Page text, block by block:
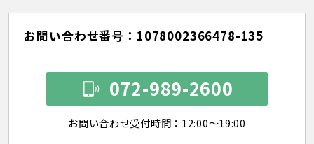
お問い合わせ番号：1078002366478-135
072-989-2600
お問い合わせ受付時間：12:00～19:00